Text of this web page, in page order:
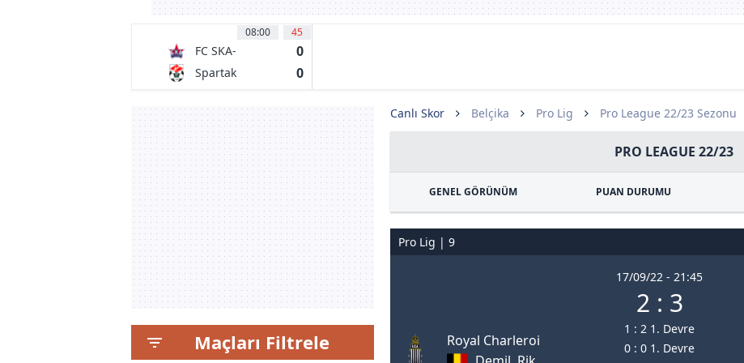
08:00 45
FC SKA-
Khabarovsk
0
Spartak
0
Maçları Filtrele
Canlı Skor Belçika Pro Lig Pro League 22/23 Sezonu
PRO LEAGUE 22/23
GENEL GÖRÜNÜM PUAN DURUMU
Pro Lig | 9
Royal Charleroi
17/09/22 - 21:45
2 : 3
1 : 2 1. Devre
0 : 0 1. Devre